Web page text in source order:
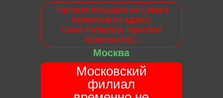
Торговая площадка на Севере
переехала по адресу:
Санкт-Петербург. Проспект
Культуры 63с1
Москва
Московский
филиал